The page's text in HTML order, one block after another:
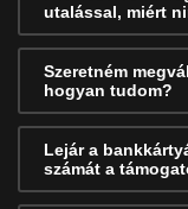
utalással, miért
Szeretném
hogyan tudom?
Lejár a
számát a